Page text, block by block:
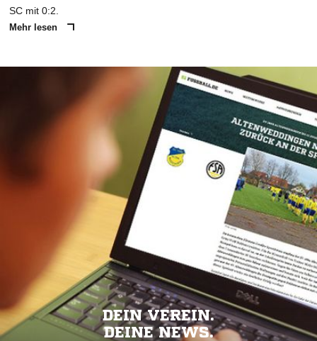
SC mit 0:2.
Mehr lesen
DEIN VEREIN.
DEINE NEWS.